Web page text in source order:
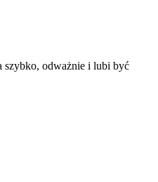
szybko, odważnie i lubi być